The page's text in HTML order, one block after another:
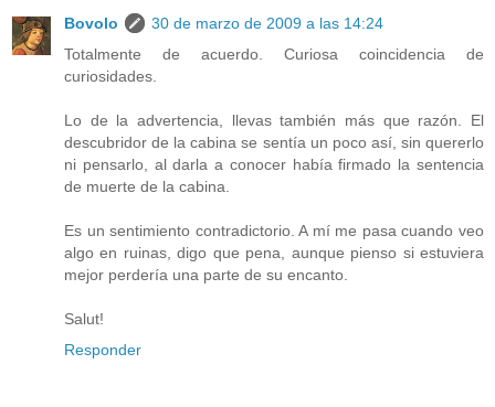
Bovolo
30 de marzo de 2009 a las 14:24
Totalmente de acuerdo. Curiosa coincidencia de
curiosidades.
Lo de la advertencia, llevas también más que razón. El
descubridor de la cabina se sentía un poco así, sin quererlo
ni pensarlo, al darla a conocer había firmado la sentencia
de muerte de la cabina.
Es un sentimiento contradictorio. A mí me pasa cuando veo
algo en ruinas, digo que pena, aunque pienso si estuviera
mejor perdería una parte de su encanto.
Salut!
Responder